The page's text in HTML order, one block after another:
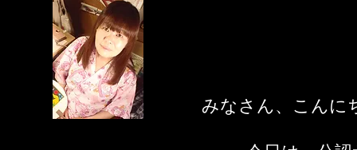
みなさん、こんに